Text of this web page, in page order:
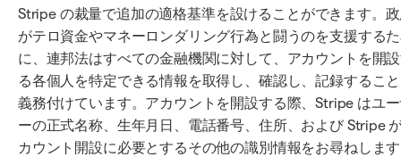
Stripe の裁量で追加の適格基準を設けることができます。
がテロ資金やマネーロンダリング行為と闘うのを支援する
に、連邦法はすべての金融機関に対して、アカウントを開
る各個人を特定できる情報を取得し、確認し、記録するこ
義務付けています。アカウントを開設する際、Stripe はユ
ーの正式名称、生年月日、電話番号、住所、および Stripe
カウント開設に必要とするその他の識別情報をお尋ねしま